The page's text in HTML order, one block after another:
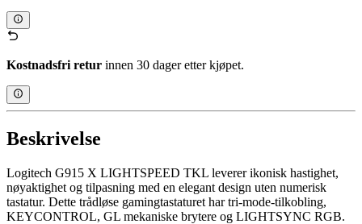
Kostnadsfri retur innen 30 dager etter kjøpet.
Beskrivelse
Logitech G915 X LIGHTSPEED TKL leverer ikonisk hastighet,
nøyaktighet og tilpasning med en elegant design uten numerisk
tastatur. Dette trådløse gamingtastaturet har tri-mode-tilkobling,
KEYCONTROL, GL mekaniske brytere og LIGHTSYNC RGB.